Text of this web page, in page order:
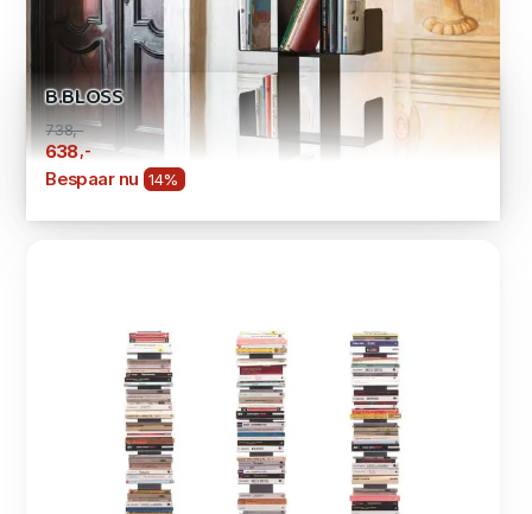
B.BLOSS
738,-
638,-
Bespaar nu 14%